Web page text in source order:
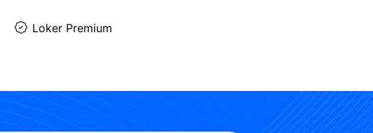
Loker Premium